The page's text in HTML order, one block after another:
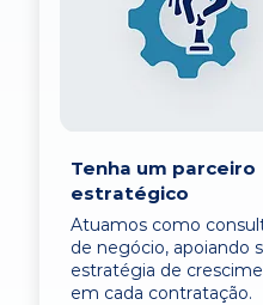
Tenha um parceiro
estratégico
Atuamos como
de negócio, apoiando
estratégia de
em cada contratação.